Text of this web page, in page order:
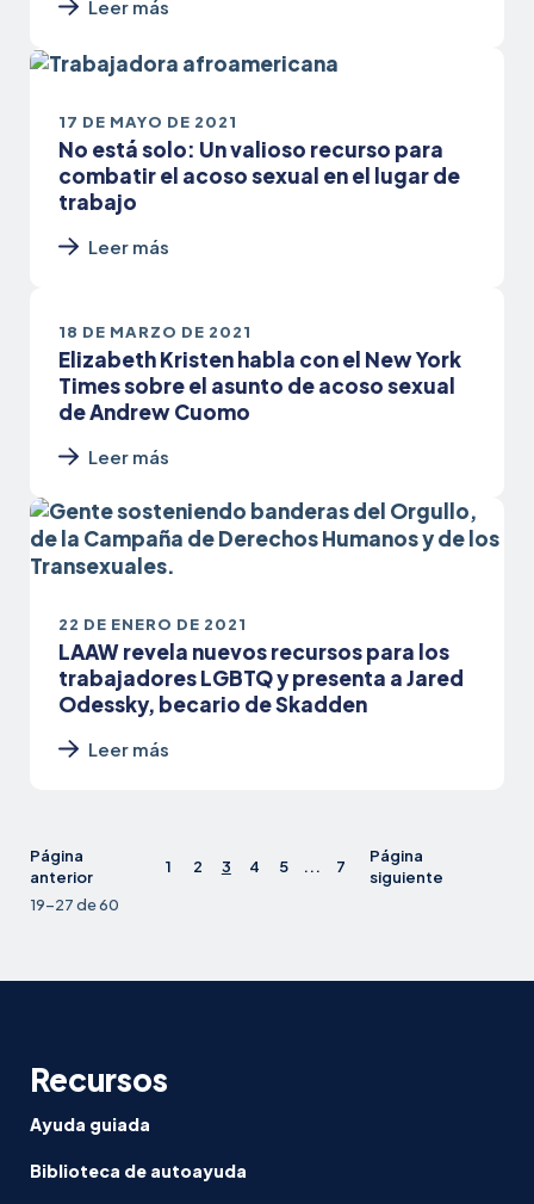
Leer más
17 DE MAYO DE 2021
No está solo: Un valioso recurso para
combatir el acoso sexual en el lugar de
trabajo
Leer más
18 DE MARZO DE 2021
Elizabeth Kristen habla con el New York
Times sobre el asunto de acoso sexual
de Andrew Cuomo
Leer más
22 DE ENERO DE 2021
LAAW revela nuevos recursos para los
trabajadores LGBTQ y presenta a Jared
Odessky, becario de Skadden
Leer más
Página
anterior
1 2 3 4 5 ... 7
Página
siguiente
19-27 de 60
Recursos
Ayuda guiada
Biblioteca de autoayuda